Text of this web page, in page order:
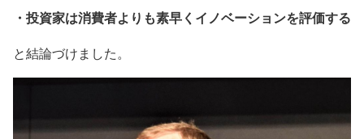
・投資家は消費者よりも素早くイノベーションを評価する
と結論づけました。